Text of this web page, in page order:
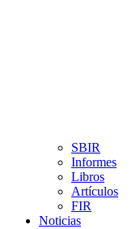
SBIR
Informes
Libros
Artículos
FIR
Noticias